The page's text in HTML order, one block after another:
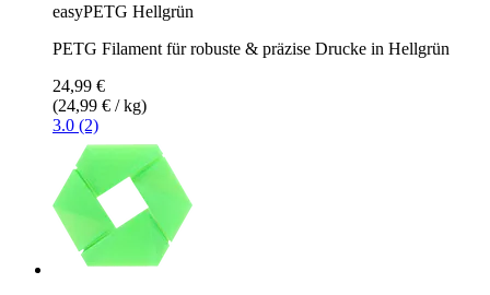
easyPETG Hellgrün
PETG Filament für robuste & präzise Drucke in Hellgrün
24,99 €
(24,99 € / kg)
3.0 (2)